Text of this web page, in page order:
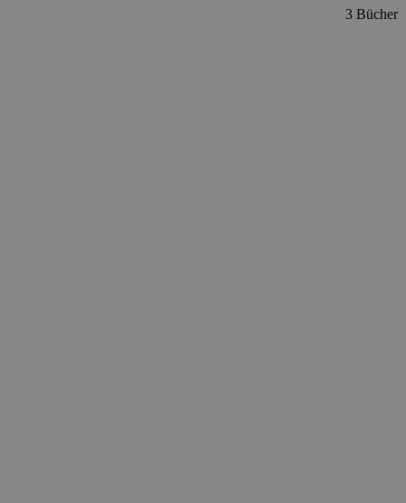
3 Bücher